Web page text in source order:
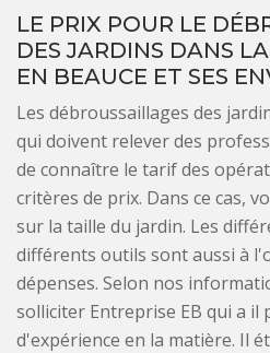
LE PRIX POUR LE
DES JARDINS DANS
EN BEAUCE ET SES
Les débroussaillages des
qui doivent relever des
de connaître le tarif des
critères de prix. Dans ce cas,
sur la taille du jardin. Les
différents outils sont aussi à
dépenses. Selon nos
solliciter Entreprise EB qui a il
d'expérience en la matière. Il